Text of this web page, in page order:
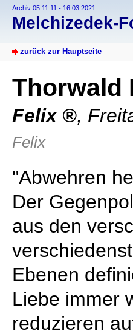
Archiv 05.11.11 - 16.03.2021
Melchizedek-
zurück zur Hauptseite
Thorwald
Felix ,
Felix
"Abwehren
Der
aus den
Ebenen
Liebe immer
reduzieren